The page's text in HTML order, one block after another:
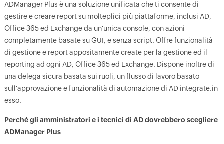
ADManager Plus è una soluzione unificata che ti consente di
gestire e creare report su molteplici più piattaforme, inclusi AD,
Office 365 ed Exchange da un'unica console, con azioni
completamente basate su GUI, e senza script. Offre funzionalità
di gestione e report appositamente create per la gestione ed il
reporting ad ogni AD, Office 365 ed Exchange. Dispone inoltre di
una delega sicura basata sui ruoli, un flusso di lavoro basato
sull'approvazione e funzionalità di automazione di AD integrate.in
esso.
Perché gli amministratori e i tecnici di AD dovrebbero scegliere
ADManager Plus